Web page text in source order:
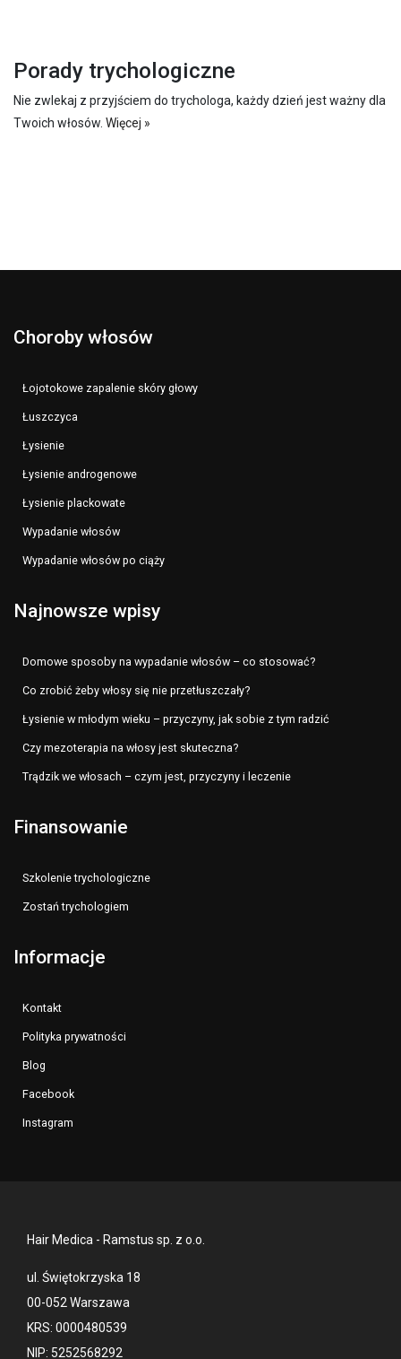
Porady trychologiczne
Nie zwlekaj z przyjściem do trychologa, każdy dzień jest ważny dla
Twoich włosów. Więcej »
Choroby włosów
Łojotokowe zapalenie skóry głowy
Łuszczyca
Łysienie
Łysienie androgenowe
Łysienie plackowate
Wypadanie włosów
Wypadanie włosów po ciąży
Najnowsze wpisy
Domowe sposoby na wypadanie włosów – co stosować?
Co zrobić żeby włosy się nie przetłuszczały?
Łysienie w młodym wieku – przyczyny, jak sobie z tym radzić
Czy mezoterapia na włosy jest skuteczna?
Trądzik we włosach – czym jest, przyczyny i leczenie
Finansowanie
Szkolenie trychologiczne
Zostań trychologiem
Informacje
Kontakt
Polityka prywatności
Blog
Facebook
Instagram
Hair Medica - Ramstus sp. z o.o.
ul. Świętokrzyska 18
00-052 Warszawa
KRS: 0000480539
NIP: 5252568292